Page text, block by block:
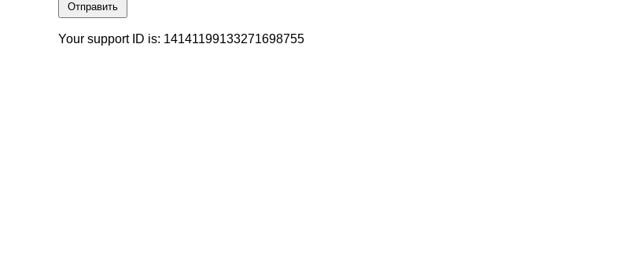
Отправить
Your support ID is: 14141199133271698755